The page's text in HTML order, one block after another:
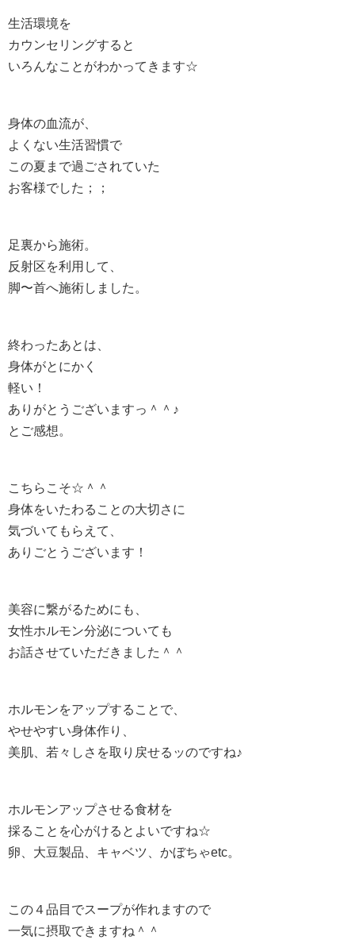
生活環境を
カウンセリングすると
いろんなことがわかってきます☆
身体の血流が、
よくない生活習慣で
この夏まで過ごされていた
お客様でした；；
足裏から施術。
反射区を利用して、
脚〜首へ施術しました。
終わったあとは、
身体がとにかく
軽い！
ありがとうございますっ＾＾♪
とご感想。
こちらこそ☆＾＾
身体をいたわることの大切さに
気づいてもらえて、
ありごとうございます！
美容に繋がるためにも、
女性ホルモン分泌についても
お話させていただきました＾＾
ホルモンをアップすることで、
やせやすい身体作り、
美肌、若々しさを取り戻せるッのですね♪
ホルモンアップさせる食材を
採ることを心がけるとよいですね☆
卵、大豆製品、キャベツ、かぼちゃetc。
この４品目でスープが作れますので
一気に摂取できますね＾＾